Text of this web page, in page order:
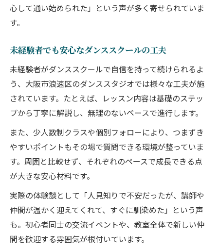
心して通い始められた」という声が多く寄せられていま
す。
未経験者でも安心なダンススクールの工夫
未経験者がダンススクールで自信を持って続けられるよ
う、大阪市浪速区のダンススタジオでは様々な工夫が施
されています。たとえば、レッスン内容は基礎のステッ
プから丁寧に解説し、無理のないペースで進行します。
また、少人数制クラスや個別フォローにより、つまずき
やすいポイントもその場で質問できる環境が整っていま
す。周囲と比較せず、それぞれのペースで成長できる点
が大きな安心材料です。
実際の体験談として「人見知りで不安だったが、講師や
仲間が温かく迎えてくれて、すぐに馴染めた」という声
も。初心者同士の交流イベントや、教室全体で新しい仲
間を歓迎する雰囲気が根付いています。